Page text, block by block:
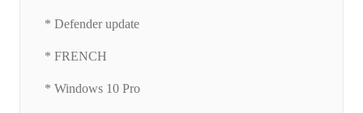
* Defender update
* FRENCH
* Windows 10 Pro